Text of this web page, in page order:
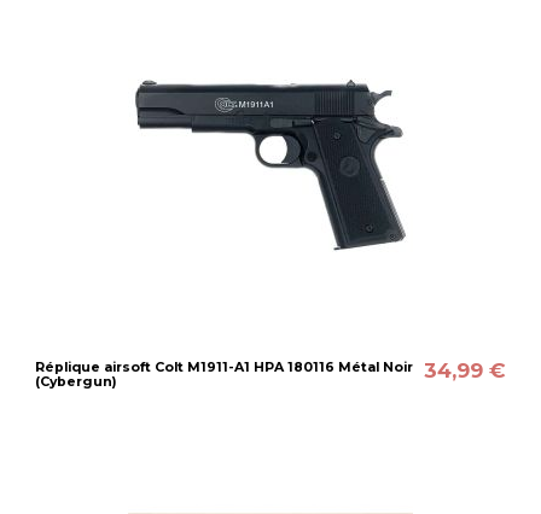
Réplique airsoft Colt M1911-A1 HPA 180116 Métal Noir
(Cybergun)
34,99 €